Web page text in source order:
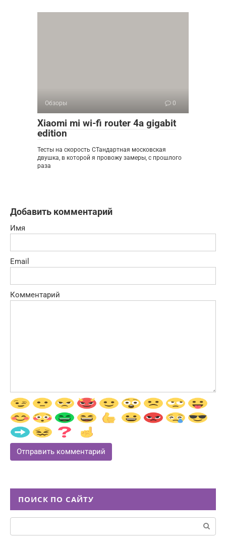
Обзоры 0
Xiaomi mi wi-fi router 4a gigabit
edition
Тесты на скорость СТандартная московская
двушка, в которой я провожу замеры, с прошлого
раза
Добавить комментарий
Имя
Email
Комментарий
ПОИСК ПО САЙТУ
Поиск: